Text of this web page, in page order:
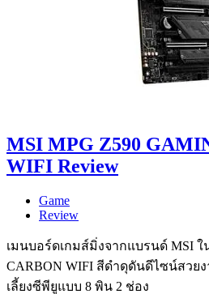
MSI MPG Z590
WIFI Review
Game
Review
เมนบอร์ดเกมส์มิ่งจากแบรนด์ MSI ใ
CARBON WIFI สีดำดุดันดีไซน์สวย
เลี้ยงซีพียูแบบ 8 พิน 2 ช่อง